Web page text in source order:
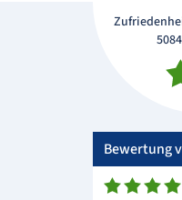
Bewertung